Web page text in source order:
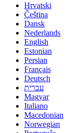
Hrvatski
Čeština
Dansk
Nederlands
English
Estonian
Persian
Français
Deutsch
עברית
Magyar
Italiano
Macedonian
Norwegian